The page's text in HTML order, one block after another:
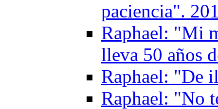
paciencia".
Raphael: "Mi
lleva 50 años
Raphael: "De
Raphael: "No